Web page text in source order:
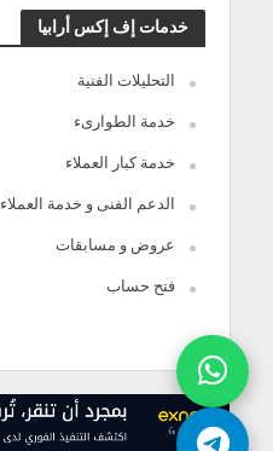
خدمات إف إكس أرابيا
التحليلات الفنية
خدمة الطوارىء
خدمة كبار العملاء
الدعم الفنى و خدمة العملاء
عروض و مسابقات
فتح حساب